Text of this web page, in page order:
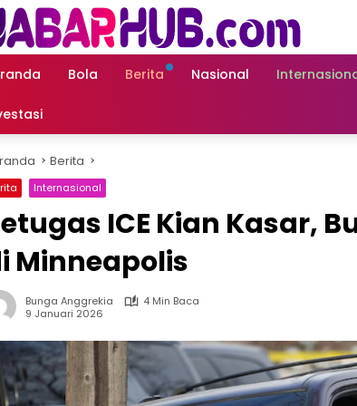
Bola Berita Nasional
Berita
Internasional
ICE Kian Kasar,
Minneapolis
Bunga Anggrekia
4 Min Baca
9 Januari 2026